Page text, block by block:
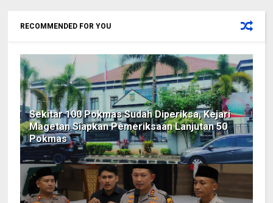
RECOMMENDED FOR YOU
Sekitar 100 Pokmas Sudah Diperiksa, Kejari
Magetan Siapkan Pemeriksaan Lanjutan 50
Pokmas